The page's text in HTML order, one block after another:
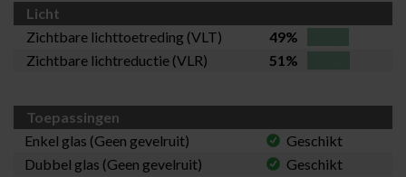
Licht
Zichtbare lichttoetreding (VLT)
49%
Zichtbare lichtreductie (VLR)
51%
Toepassingen
Enkel glas (Geen gevelruit)
Geschikt
Dubbel glas (Geen gevelruit)
Geschikt